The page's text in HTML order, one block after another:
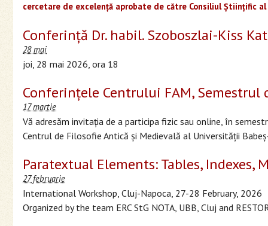
cercetare de excelență aprobate de către Consiliul Științific al
Conferință Dr. habil. Szoboszlai-Kiss
28 mai
joi, 28 mai 2026, ora 18
Conferinţele Centrului FAM, Semestrul
17 martie
Vă adresăm invitaţia de a participa fizic sau online, în
Centrul de Filosofie Antică şi Medievală al Universităţii
Paratextual Elements: Tables, Indexes,
27 februarie
International Workshop, Cluj-Napoca, 27-28 February, 2026
Organized by the team ERC StG NOTA, UBB, Cluj and